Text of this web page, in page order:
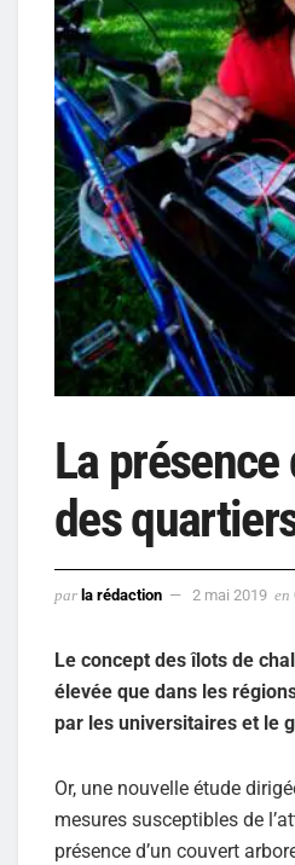
La
des
par la rédaction 2 mai 2019 en
Le concept des îlots de
élevée que dans les
par les universitaires et le
Or, une nouvelle étude
mesures susceptibles de
présence d’un couvert